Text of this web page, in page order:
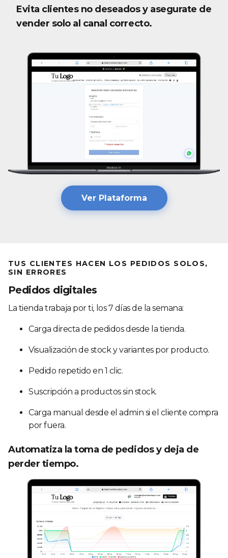
Evita clientes no deseados y asegurate de
vender solo al canal correcto.
Ver Plataforma
TUS CLIENTES HACEN LOS PEDIDOS SOLOS,
SIN ERRORES
Pedidos digitales
La tienda trabaja por ti, los 7 días de la semana:
Carga directa de pedidos desde la tienda.
Visualización de stock y variantes por producto.
Pedido repetido en 1 clic.
Suscripción a productos sin stock.
Carga manual desde el admin si el cliente compra
por fuera.
Automatiza la toma de pedidos y deja de
perder tiempo.